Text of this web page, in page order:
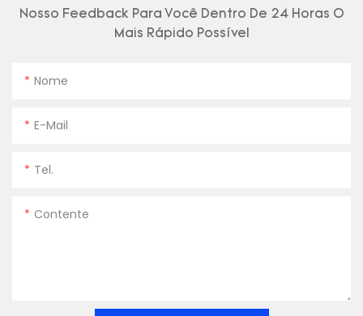
Nosso Feedback Para Você Dentro De 24 Horas O
Mais Rápido Possível
Nome
E-Mail
Tel.
Contente